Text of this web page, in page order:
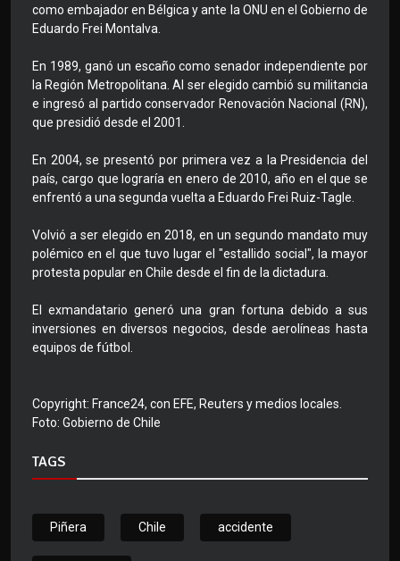
como embajador en Bélgica y ante la ONU en el Gobierno de
Eduardo Frei Montalva.
En 1989, ganó un escaño como senador independiente por
la Región Metropolitana. Al ser elegido cambió su militancia
e ingresó al partido conservador Renovación Nacional (RN),
que presidió desde el 2001.
En 2004, se presentó por primera vez a la Presidencia del
país, cargo que lograría en enero de 2010, año en el que se
enfrentó a una segunda vuelta a Eduardo Frei Ruiz-Tagle.
Volvió a ser elegido en 2018, en un segundo mandato muy
polémico en el que tuvo lugar el "estallido social", la mayor
protesta popular en Chile desde el fin de la dictadura.
El exmandatario generó una gran fortuna debido a sus
inversiones en diversos negocios, desde aerolíneas hasta
equipos de fútbol.
Copyright: France24, con EFE, Reuters y medios locales.
Foto: Gobierno de Chile
TAGS
Piñera Chile accidente